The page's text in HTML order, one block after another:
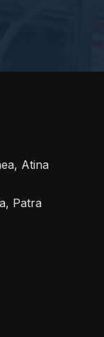
Atina
Patra